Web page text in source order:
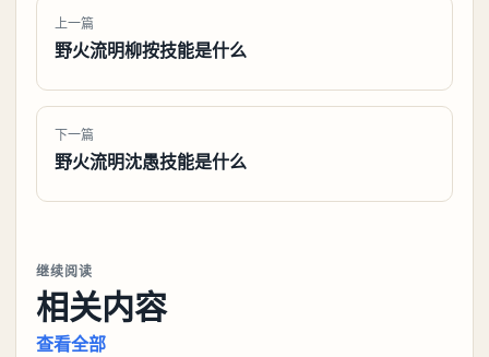
上一篇
野火流明柳按技能是什么
下一篇
野火流明沈愚技能是什么
继续阅读
相关内容
查看全部